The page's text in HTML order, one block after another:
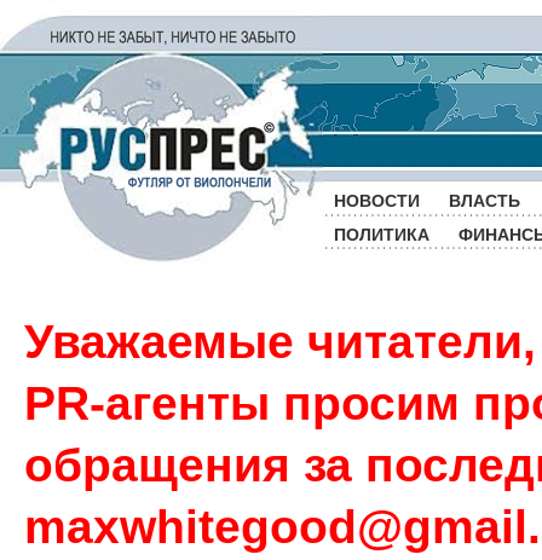
НОВОСТИ
ВЛАСТЬ
ПОЛИТИКА
Уважаемые
PR-агенты просим
обращения за